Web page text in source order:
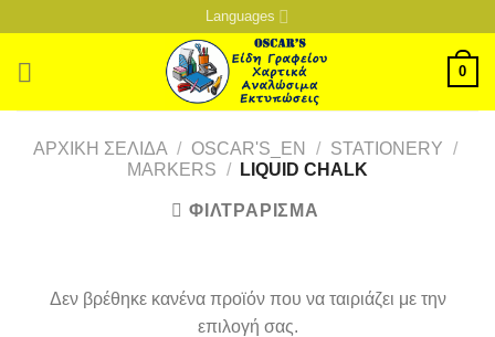
περιεχόμενο
Languages
0
ΑΡΧΙΚΉ ΣΕΛΊΔΑ / OSCAR'S_EN / STATIONERY /
MARKERS / LIQUID CHALK
ΦΙΛΤΡΆΡΙΣΜΑ
Δεν βρέθηκε κανένα προϊόν που να ταιριάζει με την
επιλογή σας.